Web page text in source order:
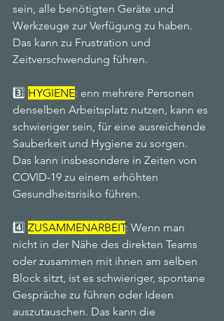
sein, alle benötigten Geräte und
Werkzeuge zur Verfügung zu haben.
Das kann zu Frustration und
Zeitverschwendung führen.
3️⃣ HYGIENE: enn mehrere Personen
denselben Arbeitsplatz nutzen, kann es
schwieriger sein, für eine ausreichende
Sauberkeit und Hygiene zu sorgen.
Das kann insbesondere in Zeiten von
COVID-19 zu einem erhöhten
Gesundheitsrisiko führen.
4️⃣ ZUSAMMENARBEIT: Wenn man
nicht in der Nähe des direkten Teams
oder zusammen mit ihnen am selben
Block sitzt, ist es schwieriger, spontane
Gespräche zu führen oder Ideen
auszutauschen. Das kann die